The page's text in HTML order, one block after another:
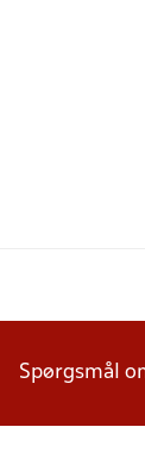
Spørgsmål